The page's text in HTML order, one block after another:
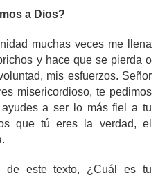
a Dios?
muchas veces me llena
y hace que se pierda o
mis esfuerzos. Señor
misericordioso, te pedimos
a ser lo más fiel a tu
que tú eres la verdad, el
de este texto, ¿Cuál es tu